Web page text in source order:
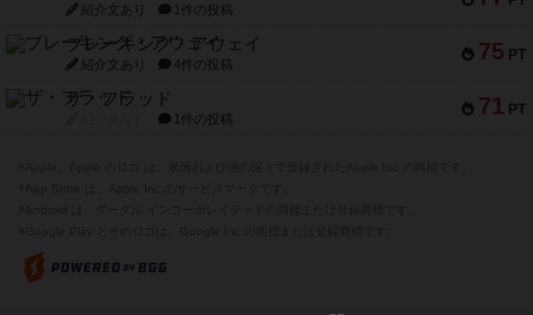
紹介文あり 1件の投稿
75 PT
ブレーキング・アウェイ
紹介文あり 4件の投稿
71 PT
ザ・フラッド
1件の投稿